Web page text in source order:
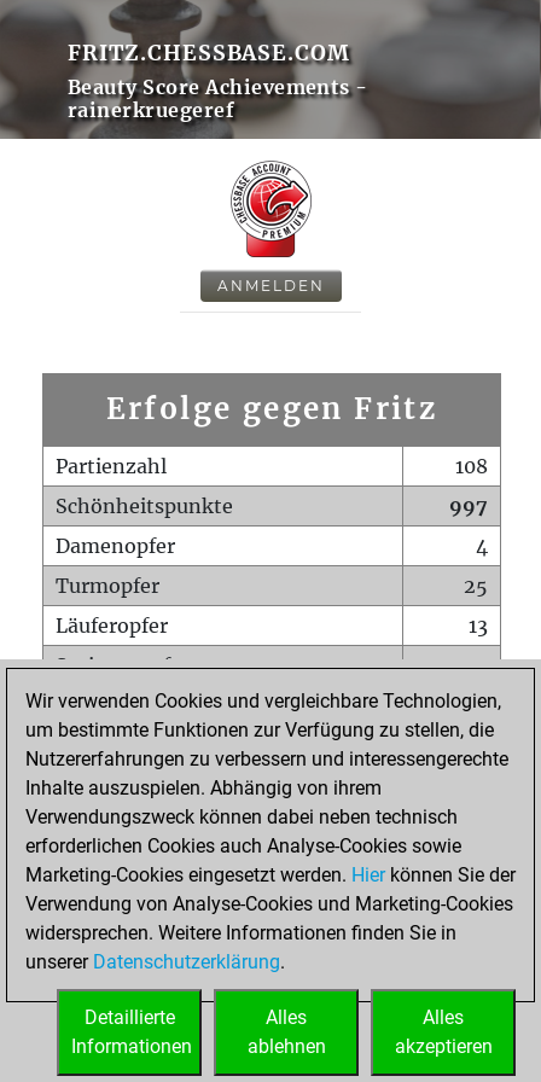
FRITZ.CHESSBASE.COM
Beauty Score Achievements -
rainerkruegeref
ANMELDEN
Erfolge gegen Fritz
Partienzahl
108
Schönheitspunkte
997
Damenopfer
4
Turmopfer
25
Läuferopfer
13
Springeropfer
21
Bauernopfer
30
Matt auf vollem Brett
0
Bauer setzt Matt
Erstickte Matts
Unterverwandlungen
0
Türme auf der siebten
2
STARTSEITE
Wir verwenden Cookies und vergleichbare Technologien,
um bestimmte Funktionen zur Verfügung zu stellen, die
Nutzererfahrungen zu verbessern und interessengerechte
Inhalte auszuspielen. Abhängig von ihrem
Verwendungszweck können dabei neben technisch
erforderlichen Cookies auch Analyse-Cookies sowie
Marketing-Cookies eingesetzt werden. Hierkönnen Sie der
Verwendung von Analyse-Cookies und Marketing-Cookies
widersprechen. Weitere Informationen finden Sie in
unserer Datenschutzerklärung.
Alles
akzeptieren
Alles
ablehnen
Detaillierte
Informationen